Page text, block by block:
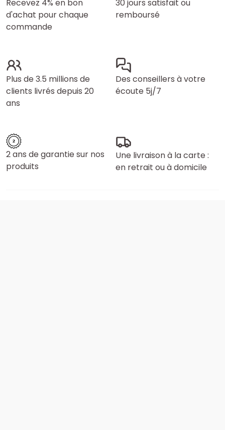
Recevez 4% en bon
d'achat pour chaque
commande
30 jours satisfait ou
remboursé
Plus de 3.5 millions de
clients livrés depuis 20
ans
Des conseillers à votre
écoute 5j/7
2 ans de garantie sur nos
produits
Une livraison à la carte :
en retrait ou à domicile